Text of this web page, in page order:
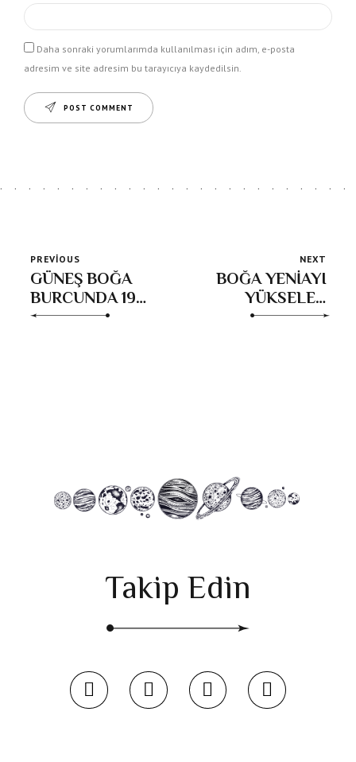
Daha sonraki yorumlarımda kullanılması için adım, e-posta
adresim ve site adresim bu tarayıcıya kaydedilsin.
POST COMMENT
PREVIOUS
GÜNEŞ BOĞA
BURCUNDA 19
Nisan-20 Mayıs
NEXT
BOĞA YENİAYI
YÜKSELEN
BURÇ
Takip Edin